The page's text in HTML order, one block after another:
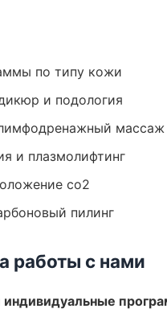
по типу кожи
и подология
массаж
и плазмолифтинг
co2
пилинг
работы с нами